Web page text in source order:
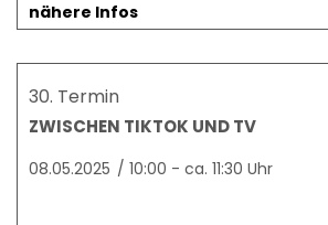
nähere Infos
30. Termin
ZWISCHEN TIKTOK UND TV
08.05.2025 / 10:00 - ca. 11:30 Uhr